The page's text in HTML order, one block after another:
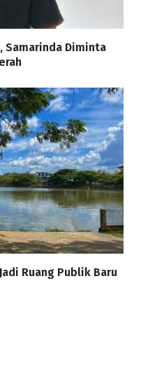
Samarinda Diminta
Ruang Publik Baru